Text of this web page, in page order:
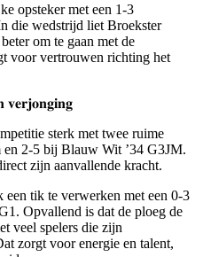
opsteker met een 1-3
die wedstrijd liet Broekster
om te gaan met de
voor vertrouwen richting het
sterk met twee ruime
2-5 bij Blauw Wit ’34 G3JM.
zijn aanvallende kracht.
tik te verwerken met een 0-3
Opvallend is dat de ploeg de
veel spelers die zijn
zorgt voor energie en talent,